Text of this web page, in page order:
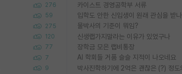
276
59
275
120
77
7
9
카이스트 경영공학부 서류
입학도 안한 신입생이 원래 관심을 받
물박사의 기준이 뭐임?
신생랩가지말라는 이유가 있었구나
장학금 모은 랩비통장
AI 학회들 거품 슬슬 지적이 나오네요